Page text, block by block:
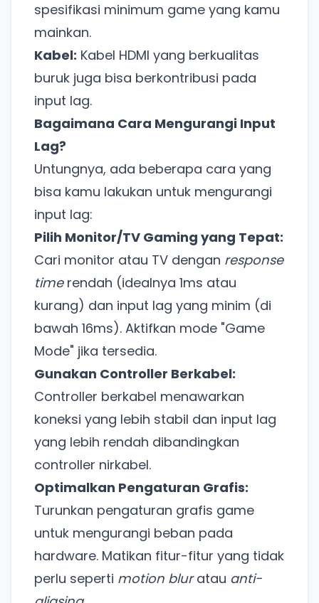
spesifikasi minimum game yang kamu
mainkan.
Kabel: Kabel HDMI yang berkualitas
buruk juga bisa berkontribusi pada
input lag.
Bagaimana Cara Mengurangi Input
Lag?
Untungnya, ada beberapa cara yang
bisa kamu lakukan untuk mengurangi
input lag:
Pilih Monitor/TV Gaming yang Tepat:
Cari monitor atau TV dengan response
timerendah (idealnya 1ms atau
kurang) dan input lag yang minim (di
bawah 16ms). Aktifkan mode "Game
Mode" jika tersedia.
Gunakan Controller Berkabel:
Controller berkabel menawarkan
koneksi yang lebih stabil dan input lag
yang lebih rendah dibandingkan
controller nirkabel.
Optimalkan Pengaturan Grafis:
Turunkan pengaturan grafis game
untuk mengurangi beban pada
hardware. Matikan fitur-fitur yang tidak
perlu seperti motion bluratau anti-